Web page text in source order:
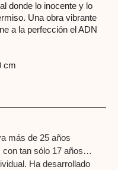
donde lo inocente y lo
Una obra vibrante
a la perfección el ADN
cm
más de 25 años
tan sólo 17 años
Ha desarrollado